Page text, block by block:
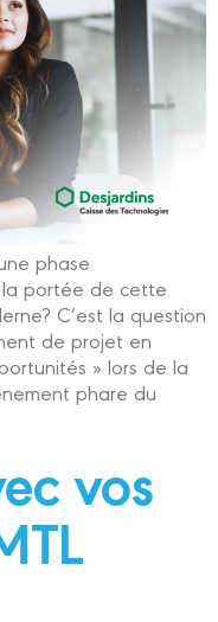
phase
portée de cette
C’est la question
de projet en
» lors de la
phare du
vos